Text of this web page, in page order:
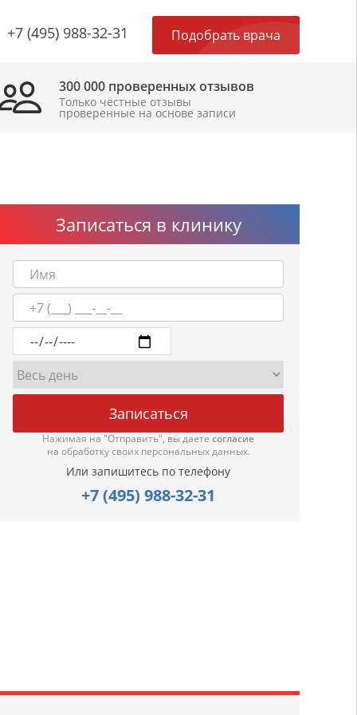
+7 (495) 988-32-31 Подобрать врача
300 000 проверенных отзывов
Только честные отзывы
проверенные на основе записи
Записаться в клинику
Нажимая на "Отправить", вы даете согласие
на обработку своих персональных данных.
Или запишитесь по телефону
+7 (495) 988-32-31